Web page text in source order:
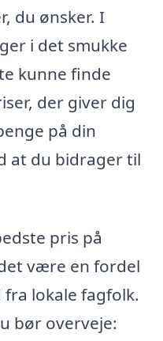
du ønsker. I
i det smukke
kunne finde
der giver dig
på din
at du bidrager til
pris på
være en fordel
lokale fagfolk.
bør overveje: